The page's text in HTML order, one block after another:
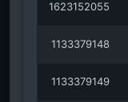
1623152055
1133379148
1133379149